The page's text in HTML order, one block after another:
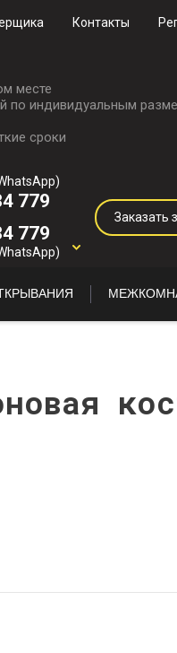
Контакты
месте
по индивидуальным
сроки
779
779
Заказать